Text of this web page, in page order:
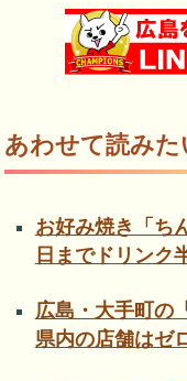
あわせて読みた
お好み焼き「ち
日までドリンク
広島・大手町の
県内の店舗はゼ